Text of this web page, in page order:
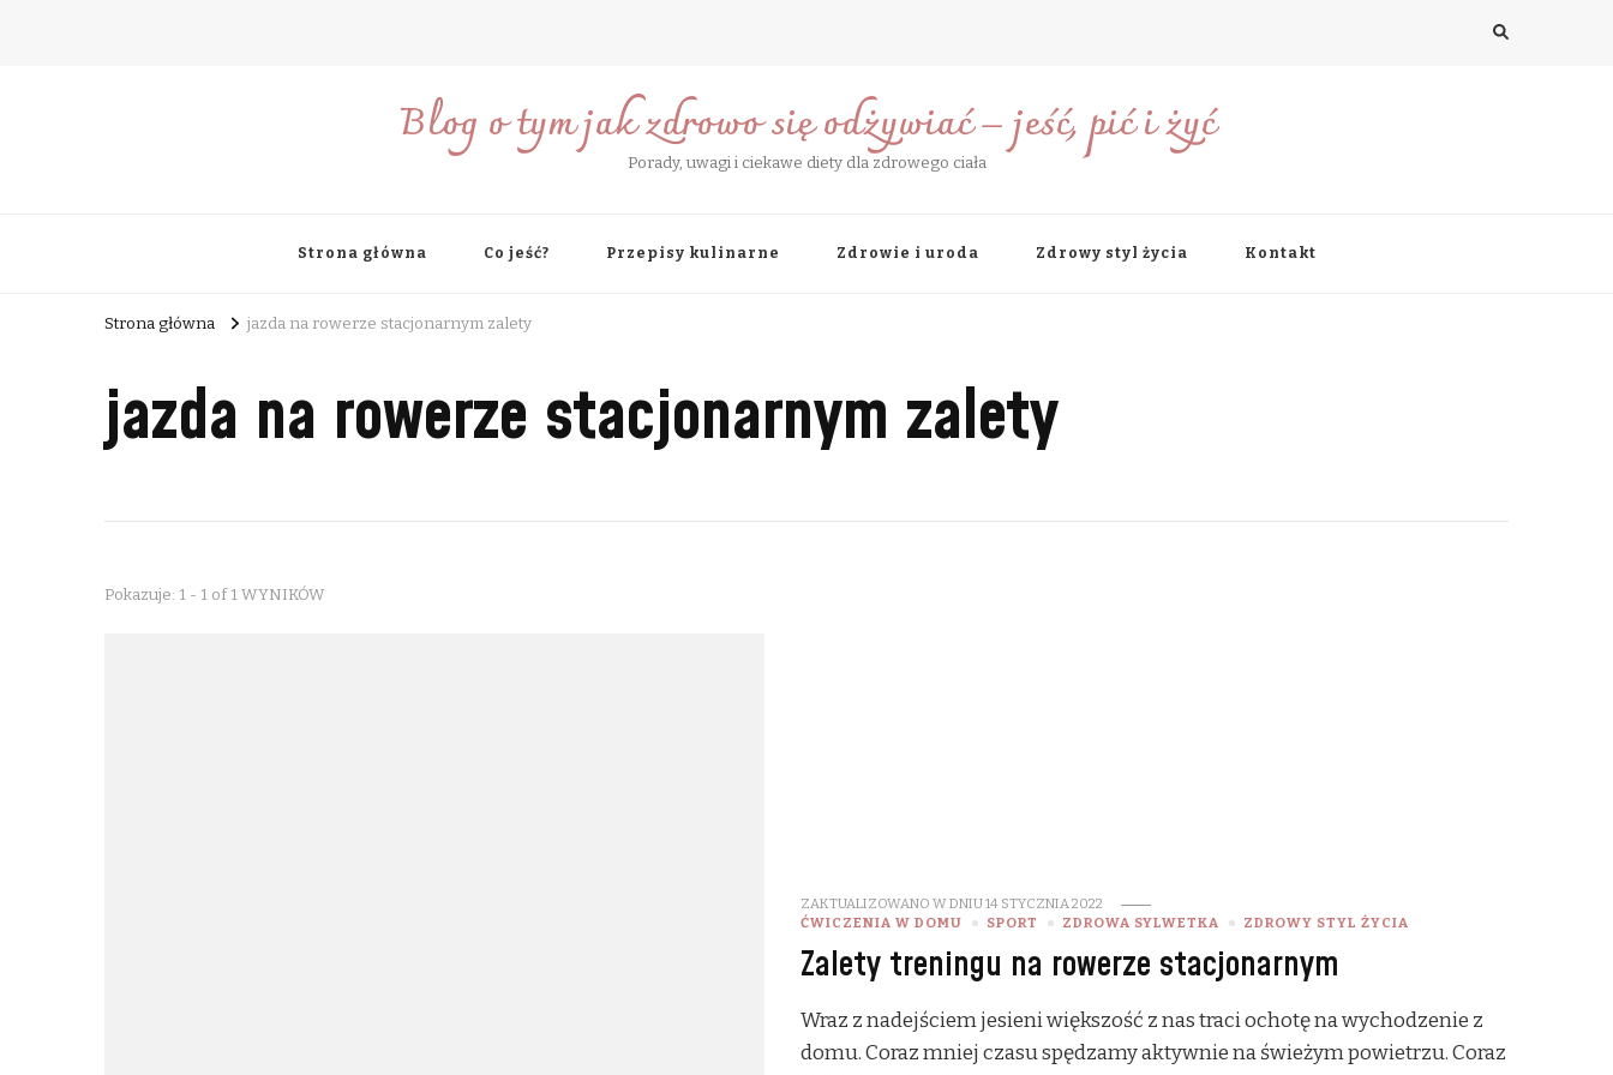
Blog o tym jak zdrowo się odżywiać – jeść, pić i żyć
Porady, uwagi i ciekawe diety dla zdrowego ciała
Strona główna Co jeść? Przepisy kulinarne Zdrowie i uroda Zdrowy styl życia Kontakt
Strona główna jazda na rowerze stacjonarnym zalety
jazda na rowerze stacjonarnym zalety
Pokazuje: 1 - 1 of 1 WYNIKÓW
ZAKTUALIZOWANO W DNIU14 STYCZNIA 2022
ĆWICZENIA W DOMU
SPORT ZDROWA SYLWETKA ZDROWY STYL ŻYCIA
Zalety treningu na rowerze stacjonarnym
Wraz z nadejściem jesieni większość z nas traci ochotę na wychodzenie z
domu. Coraz mniej czasu spędzamy aktywnie na świeżym powietrzu. Coraz